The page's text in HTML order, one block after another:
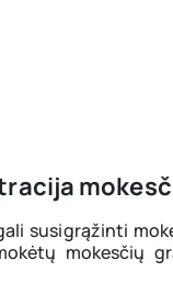
susigrąžinti
mokesčių